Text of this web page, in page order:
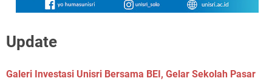
Update
Galeri Investasi Unisri Bersama BEI, Gelar Sekolah Pasar